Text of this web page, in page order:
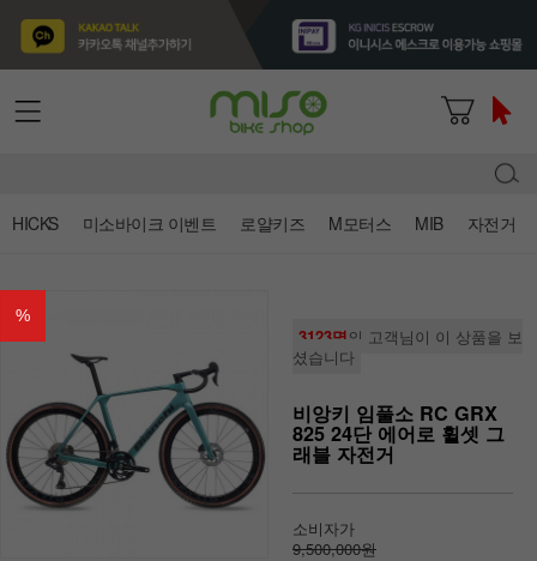
HICKS 미소바이크 이벤트 로얄키즈 M모터스 MIB 자전거
%
3123명의 고객님이 이 상품을 보
셨습니다
비앙키 임풀소 RC GRX
825 24단 에어로 휠셋 그
래블 자전거
소비자가
9,500,000원